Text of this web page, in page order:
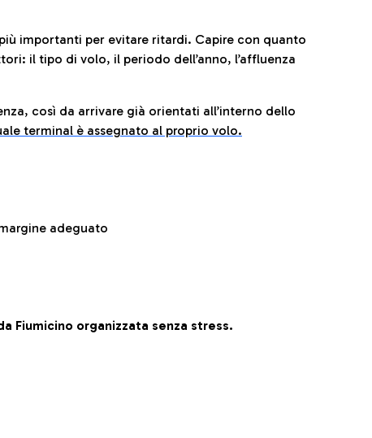
importanti per evitare ritardi. Capire con quanto
il tipo di volo, il periodo dell’anno, l’affluenza
così da arrivare già orientati all’interno dello
terminal è assegnato al proprio volo.
adeguato
Fiumicino organizzata senza stress.